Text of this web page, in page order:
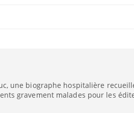
une biographe hospitalière
gravement malades pour les